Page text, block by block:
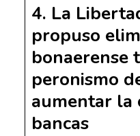
La
propuso
bonaerense
peronismo
aumentar la
bancas